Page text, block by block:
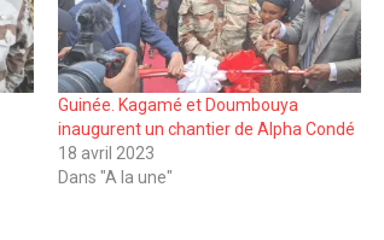
Guinée. Kagamé et Doumbouya
inaugurent un chantier de Alpha Condé
18 avril 2023
Dans "A la une"